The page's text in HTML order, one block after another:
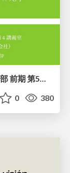
[2026前期火５] 論理学（京都大学文学部 前期 第5回）「 ならばの問題演習・proof net・かつの規則」
0 380